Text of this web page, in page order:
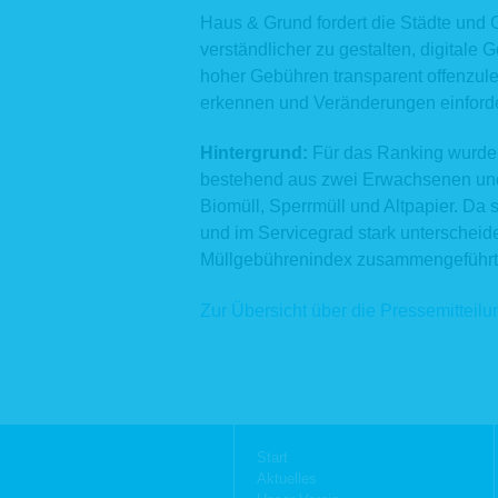
Haus & Grund fordert die Städte und
verständlicher zu gestalten, digitale
hoher Gebühren transparent
erkennen und Veränderungen
Hintergrund: Für das Ranking
bestehend aus zwei Erwachsenen
Biomüll, Sperrmüll und Altpapier. Da
und im Servicegrad stark
Müllgebührenindex
Zur Übersicht über die
Navigation
überspringen
Start
Aktuelles
2.2
Wir
(z. B.
Beratung
werden
Aufgrund